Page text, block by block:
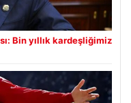
Bin yıllık kardeşliğimiz